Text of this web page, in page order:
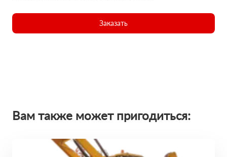
Заказать
Вам также может пригодиться: